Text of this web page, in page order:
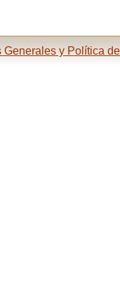
Generales y Política